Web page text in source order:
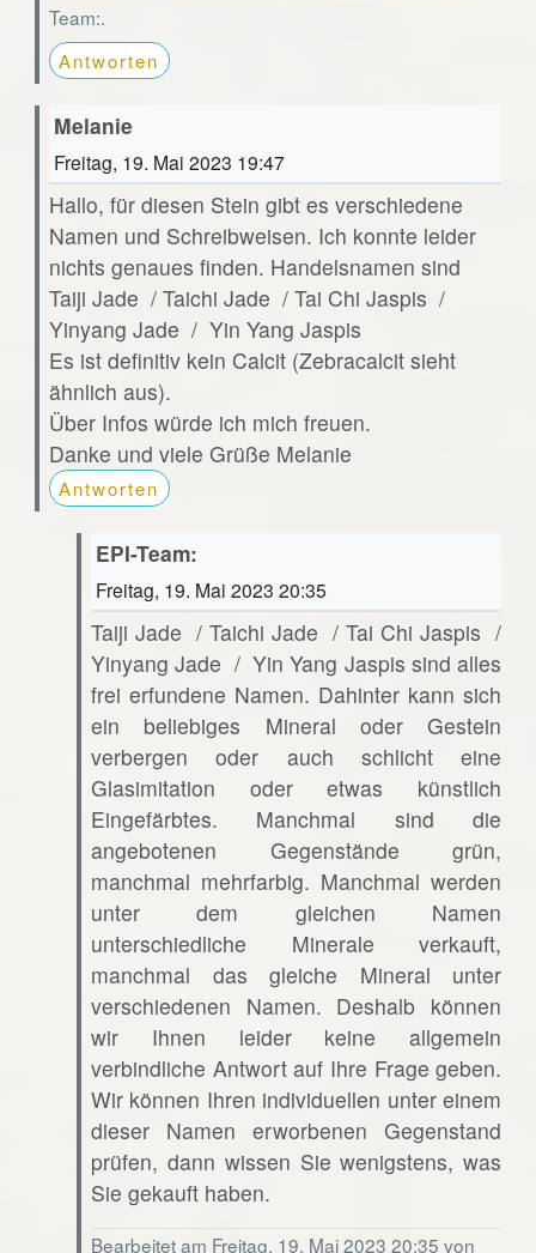
Team:.
Antworten
Melanie
Freitag, 19. Mai 2023 19:47
Hallo, für diesen Stein gibt es verschiedene
Namen und Schreibweisen. Ich konnte leider
nichts genaues finden. Handelsnamen sind
Taiji Jade / Taichi Jade / Tai Chi Jaspis /
Yinyang Jade / Yin Yang Jaspis
Es ist definitiv kein Calcit (Zebracalcit sieht
ähnlich aus).
Über Infos würde ich mich freuen.
Danke und viele Grüße Melanie
Antworten
EPI-Team:
Freitag, 19. Mai 2023 20:35
Taiji Jade / Taichi Jade / Tai Chi Jaspis /
Yinyang Jade / Yin Yang Jaspis sind alles
frei erfundene Namen. Dahinter kann sich
ein beliebiges Mineral oder Gestein
verbergen oder auch schlicht eine
Glasimitation oder etwas künstlich
Eingefärbtes. Manchmal sind die
angebotenen Gegenstände grün,
manchmal mehrfarbig. Manchmal werden
unter dem gleichen Namen
unterschiedliche Minerale verkauft,
manchmal das gleiche Mineral unter
verschiedenen Namen. Deshalb können
wir Ihnen leider keine allgemein
verbindliche Antwort auf Ihre Frage geben.
Wir können Ihren individuellen unter einem
dieser Namen erworbenen Gegenstand
prüfen, dann wissen Sie wenigstens, was
Sie gekauft haben.
Bearbeitet am Freitag, 19. Mai 2023 20:35 von